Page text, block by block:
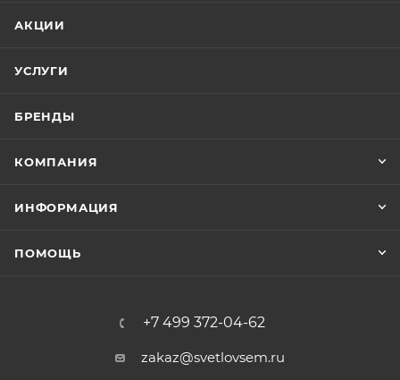
АКЦИИ
УСЛУГИ
БРЕНДЫ
КОМПАНИЯ
ИНФОРМАЦИЯ
ПОМОЩЬ
+7 499 372-04-62
zakaz@svetlovsem.ru